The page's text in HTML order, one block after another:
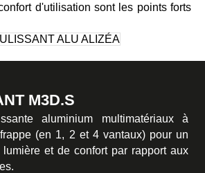
d'utilisation sont les points forts
ALU ALIZÉA
M3D.S
aluminium multimatériaux à
(en 1, 2 et 4 vantaux) pour un
et de confort par rapport aux